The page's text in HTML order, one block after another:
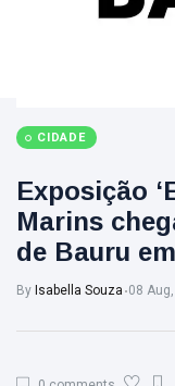
CIDADE
Exposição
Marins
de Bauru
By Isabella Souza 08